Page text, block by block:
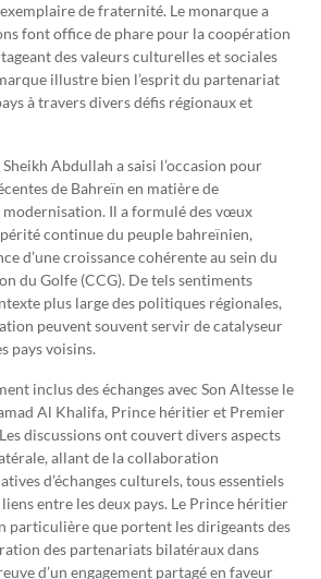
de fraternité. Le monarque a
font office de phare pour la coopération
des valeurs culturelles et sociales
illustre bien l’esprit du partenariat
à travers divers défis régionaux et
Abdullah a saisi l’occasion pour
de Bahreïn en matière de
modernisation. Il a formulé des vœux
continue du peuple bahreïnien,
d’une croissance cohérente au sein du
du Golfe (CCG). De tels sentiments
plus large des politiques régionales,
peuvent souvent servir de catalyseur
pays voisins.
inclus des échanges avec Son Altesse le
Al Khalifa, Prince héritier et Premier
discussions ont couvert divers aspects
allant de la collaboration
d’échanges culturels, tous essentiels
entre les deux pays. Le Prince héritier
particulière que portent les dirigeants des
des partenariats bilatéraux dans
d’un engagement partagé en faveur